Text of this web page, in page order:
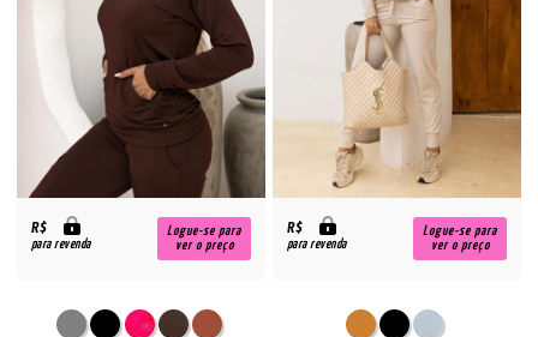
R$
para revenda
Logue-se para
ver o preço
R$
para revenda
Logue-se para
ver o preço